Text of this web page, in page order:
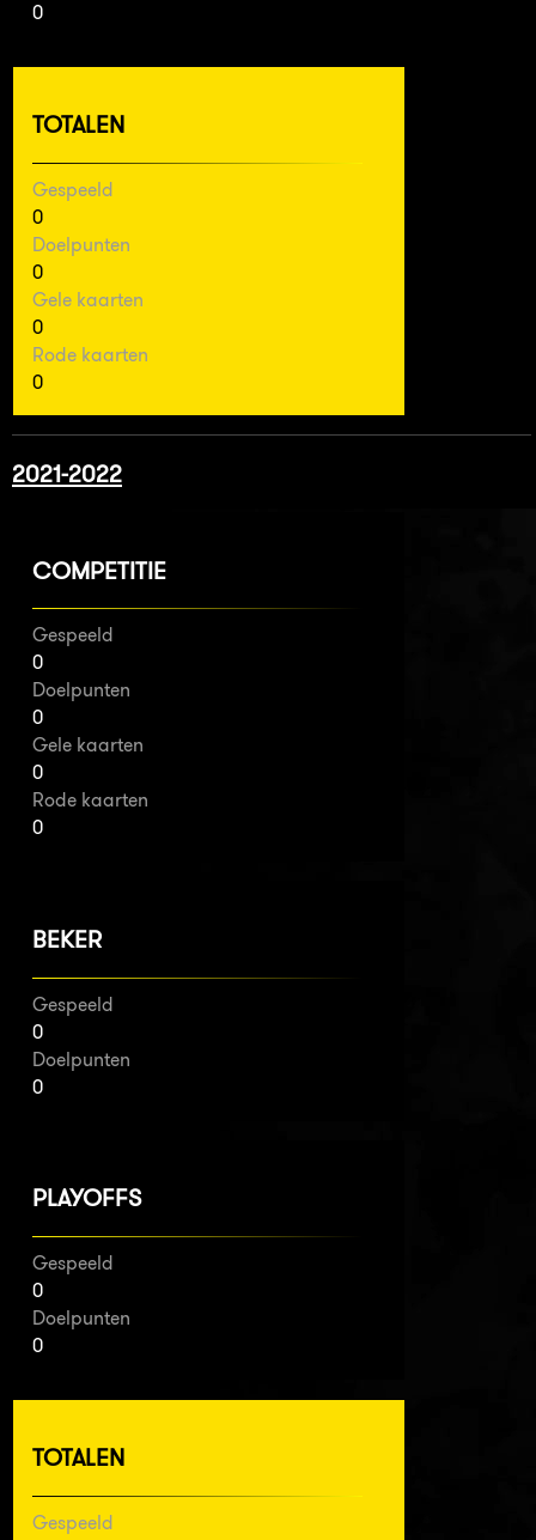
0
TOTALEN
Gespeeld
0
Doelpunten
0
Gele kaarten
0
Rode kaarten
0
2021-2022
COMPETITIE
Gespeeld
0
Doelpunten
0
Gele kaarten
0
Rode kaarten
0
BEKER
Gespeeld
0
Doelpunten
0
PLAYOFFS
Gespeeld
0
Doelpunten
0
TOTALEN
Gespeeld